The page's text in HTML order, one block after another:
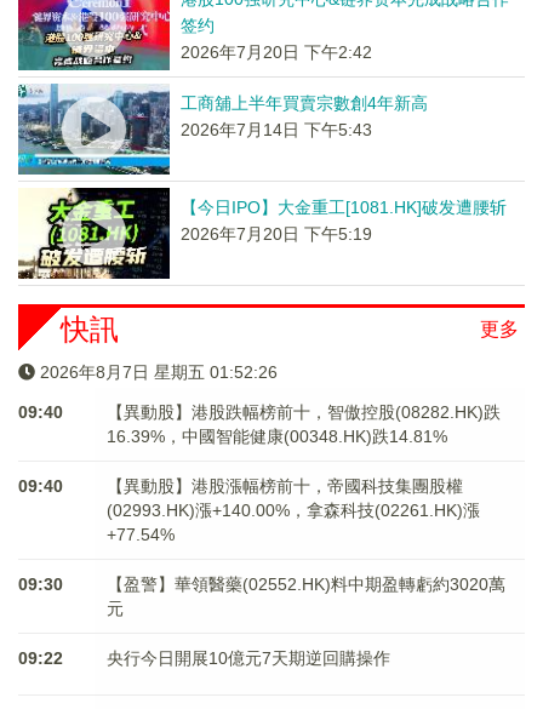
签约
2026年7月20日 下午2:42
工商舖上半年買賣宗數創4年新高
2026年7月14日 下午5:43
【今日IPO】大金重工[1081.HK]破发遭腰斩
2026年7月20日 下午5:19
更多
快訊
2026年8月7日 星期五 01:52:26
09:40
【異動股】港股跌幅榜前十，智傲控股(08282.HK)跌
16.39%，中國智能健康(00348.HK)跌14.81%
09:40
【異動股】港股漲幅榜前十，帝國科技集團股權
(02993.HK)漲+140.00%，拿森科技(02261.HK)漲
+77.54%
09:30
【盈警】華領醫藥(02552.HK)料中期盈轉虧約3020萬
元
09:22 央行今日開展10億元7天期逆回購操作